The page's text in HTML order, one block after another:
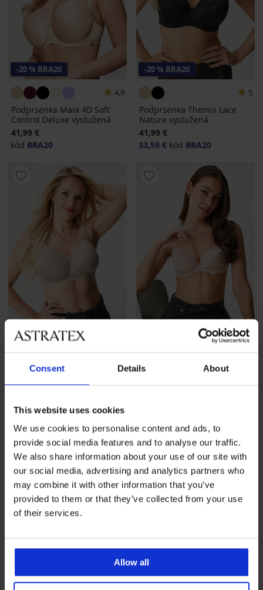
Consent Details About
This website uses cookies
We use cookies to personalise content and ads, to
provide social media features and to analyse our traffic.
We also share information about your use of our site with
our social media, advertising and analytics partners who
may combine it with other information that you’ve
provided to them or that they’ve collected from your use
of their services.
Allow all
-20 % BRA20
4,9
Podprsenka Maia 4D Soft
Control Deluxe vystužená
41,99 €
kód BRA20
-20 % BRA20
5
Podprsenka Themis Lace
Nature vystužená
41,99 €
33,59 € kód BRA20
-20 % BRA20
Podprsenka Spacer Monica
33,59 €
kódBRA20
4,9
Podprsenka Sweet s